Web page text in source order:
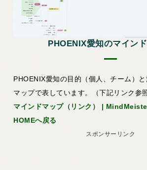
PHOENIX愛知のマイン
PHOENIX愛知の目的（個人、チーム）
マップで表しています。（下記リンク参照
マインドマップ（リンク） |
HOMEへ戻る
スポンサーリンク